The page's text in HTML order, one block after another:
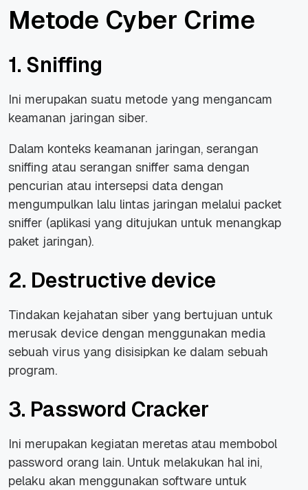
Metode Cyber Crime
1. Sniffing
Ini merupakan suatu metode yang mengancam
keamanan jaringan siber.
Dalam konteks keamanan jaringan, serangan
sniffing atau serangan sniffer sama dengan
pencurian atau intersepsi data dengan
mengumpulkan lalu lintas jaringan melalui packet
sniffer (aplikasi yang ditujukan untuk menangkap
paket jaringan).
2. Destructive device
Tindakan kejahatan siber yang bertujuan untuk
merusak device dengan menggunakan media
sebuah virus yang disisipkan ke dalam sebuah
program.
3. Password Cracker
Ini merupakan kegiatan meretas atau membobol
password orang lain. Untuk melakukan hal ini,
pelaku akan menggunakan software untuk